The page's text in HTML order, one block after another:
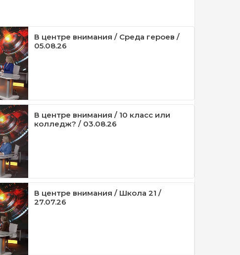
В центре внимания / Среда героев /
05.08.26
В центре внимания / 10 класс или
колледж? / 03.08.26
В центре внимания / Школа 21 /
27.07.26